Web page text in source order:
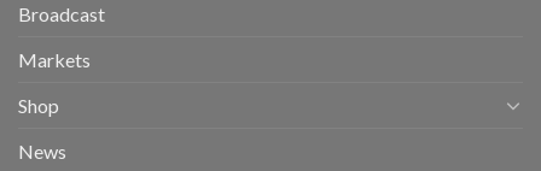
Broadcast
Markets
Shop
News